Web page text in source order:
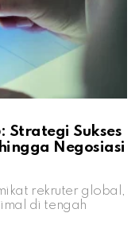
Strategi Sukses
Negosiasi
rekruter global,
di tengah